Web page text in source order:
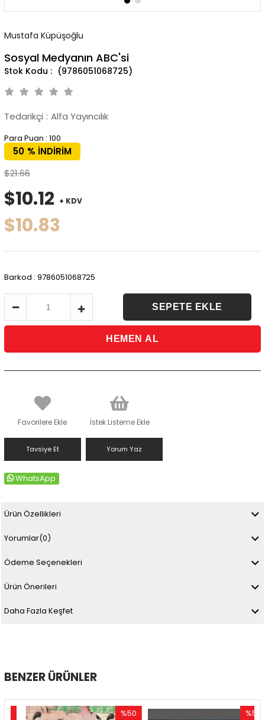
Mustafa Küpüşoğlu
Sosyal Medyanın ABC'si
(9786051068725)
Tedarikçi : Alfa Yayıncılık
Para Puan : 100
%
50
İNDIRIM
$21.66
$10.12 + KDV
$10.83
Barkod : 9786051068725
Favorilere Ekle İstek Listeme Ekle
Tavsiye Et Yorum Yaz
WhatsApp
Ürün Özellikleri
Yorumlar(0)
Ödeme Seçenekleri
Ürün Önerileri
Daha Fazla Keşfet
BENZER ÜRÜNLER
%50
%50